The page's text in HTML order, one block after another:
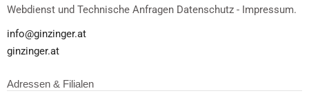
Webdienst und Technische Anfragen Datenschutz - Impressum.
info@ginzinger.at
ginzinger.at
Adressen & Filialen